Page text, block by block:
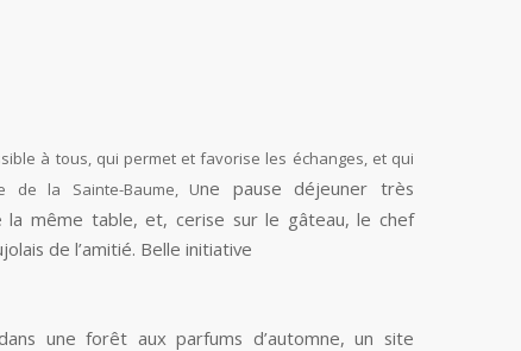
à tous, qui permet et favorise les échanges, et qui
de la Sainte-Baume, Une pause déjeuner très
la même table, et, cerise sur le gâteau, le chef
de l’amitié. Belle initiative
une forêt aux parfums d’automne, un site